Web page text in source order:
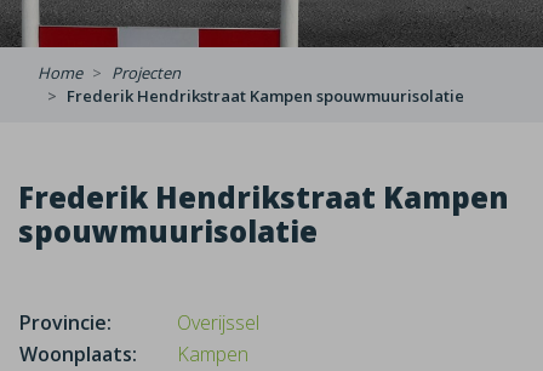
Home
Projecten
Frederik Hendrikstraat Kampen spouwmuurisolatie
Frederik Hendrikstraat Kampen
spouwmuurisolatie
Provincie:
Overijssel
Woonplaats:
Kampen